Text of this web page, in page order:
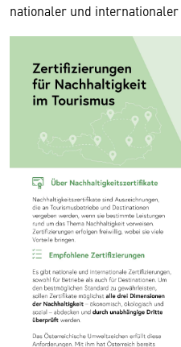
nationaler und